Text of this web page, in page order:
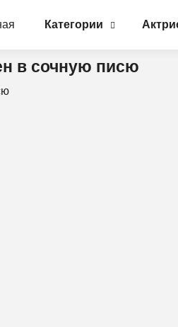
Категории
в сочную писю